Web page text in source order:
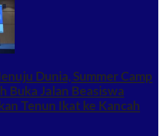
Dunia, Summer Camp
Buka Jalan Beasiswa
Tenun Ikat ke Kancah